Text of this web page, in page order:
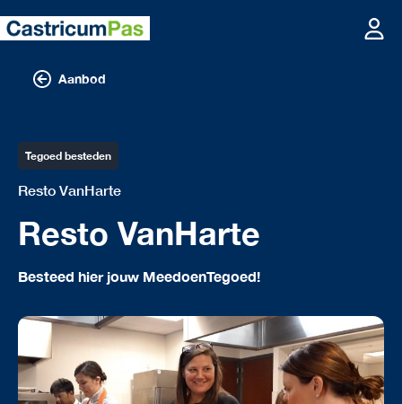
Aanbod
Tegoed besteden
Resto VanHarte
Resto VanHarte
Besteed hier jouw MeedoenTegoed!